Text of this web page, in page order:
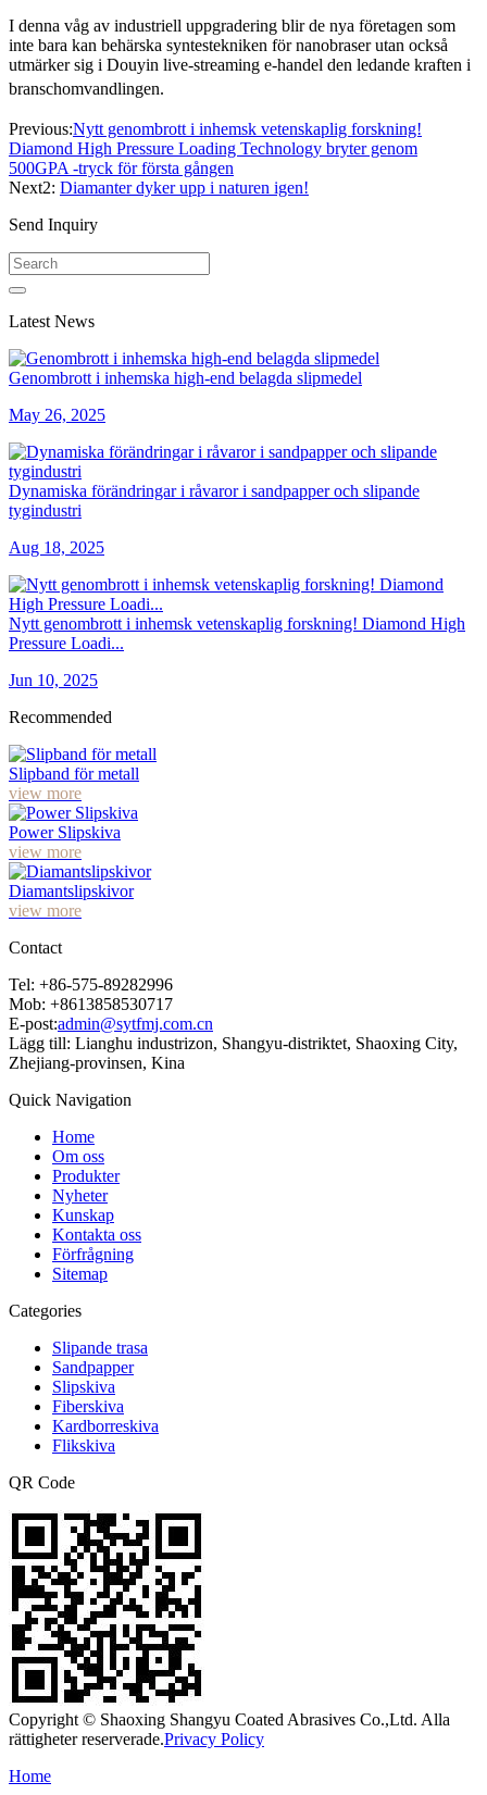
I denna våg av industriell uppgradering blir de nya företagen som
inte bara kan behärska syntestekniken för nanobraser utan också
utmärker sig i Douyin live-streaming e-handel den ledande kraften i
branschomvandlingen.
Previous:Nytt genombrott i inhemsk vetenskaplig forskning!
Diamond High Pressure Loading Technology bryter genom
500GPA -tryck för första gången
Next2: Diamanter dyker upp i naturen igen!
Send Inquiry
Latest News
Genombrott i inhemska high-end belagda slipmedel
May 26, 2025
Dynamiska förändringar i råvaror i sandpapper och slipande
tygindustri
Aug 18, 2025
Nytt genombrott i inhemsk vetenskaplig forskning! Diamond High
Pressure Loadi...
Jun 10, 2025
Recommended
Slipband för metall
view more
Power Slipskiva
view more
Diamantslipskivor
view more
Contact
Tel: +86-575-89282996
Mob: +8613858530717
E-post:admin@sytfmj.com.cn
Lägg till: Lianghu industrizon, Shangyu-distriktet, Shaoxing City,
Zhejiang-provinsen, Kina
Quick Navigation
Home
Om oss
Produkter
Nyheter
Kunskap
Kontakta oss
Förfrågning
Sitemap
Categories
Slipande trasa
Sandpapper
Slipskiva
Fiberskiva
Kardborreskiva
Flikskiva
QR Code
Copyright © Shaoxing Shangyu Coated Abrasives Co.,Ltd. Alla
rättigheter reserverade.Privacy Policy
Home